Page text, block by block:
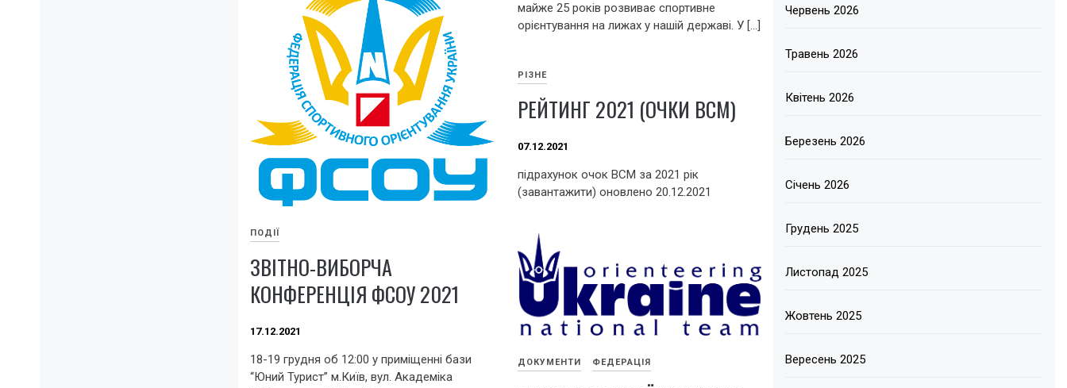
майже 25 років розвиває спортивне
орієнтування на лижах у нашій державі. У […]
ПОДІЇ
ЗВІТНО-ВИБОРЧА
КОНФЕРЕНЦІЯ ФСОУ 2021
17.12.2021
18-19 грудня об 12:00 у приміщенні бази
“Юний Турист” м.Київ, вул. Академіка
РІЗНЕ
РЕЙТИНГ 2021 (ОЧКИ ВСМ)
07.12.2021
підрахунок очок ВСМ за 2021 рік
(завантажити) оновлено 20.12.2021
ДОКУМЕНТИ ФЕДЕРАЦІЯ
Червень 2026
Травень 2026
Квітень 2026
Березень 2026
Січень 2026
Грудень 2025
Листопад 2025
Жовтень 2025
Вересень 2025